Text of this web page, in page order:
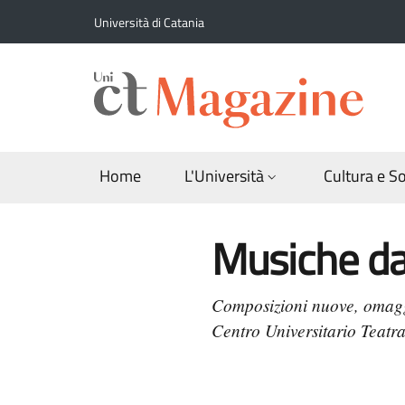
Università di Catania
Home L'Università Cultura e
Musiche
Composizioni nuove,
Centro Universitario